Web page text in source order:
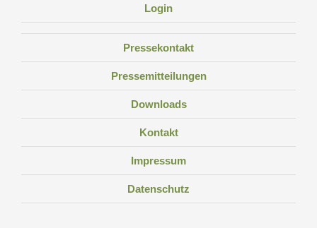
Login
Pressekontakt
Pressemitteilungen
Downloads
Kontakt
Impressum
Datenschutz